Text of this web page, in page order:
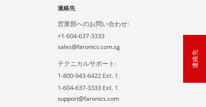
連絡先
営業部へのお問い合わせ:
+1-604-637-3333
sales@faronics.com.sg
テクニカルサポート:
1-800-943-6422 Ext. 1
1-604-637-3333 Ext. 1
support@faronics.com
連絡先